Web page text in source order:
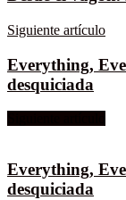
Siguiente artículo
Everything,
desquiciada
Everything,
desquiciada